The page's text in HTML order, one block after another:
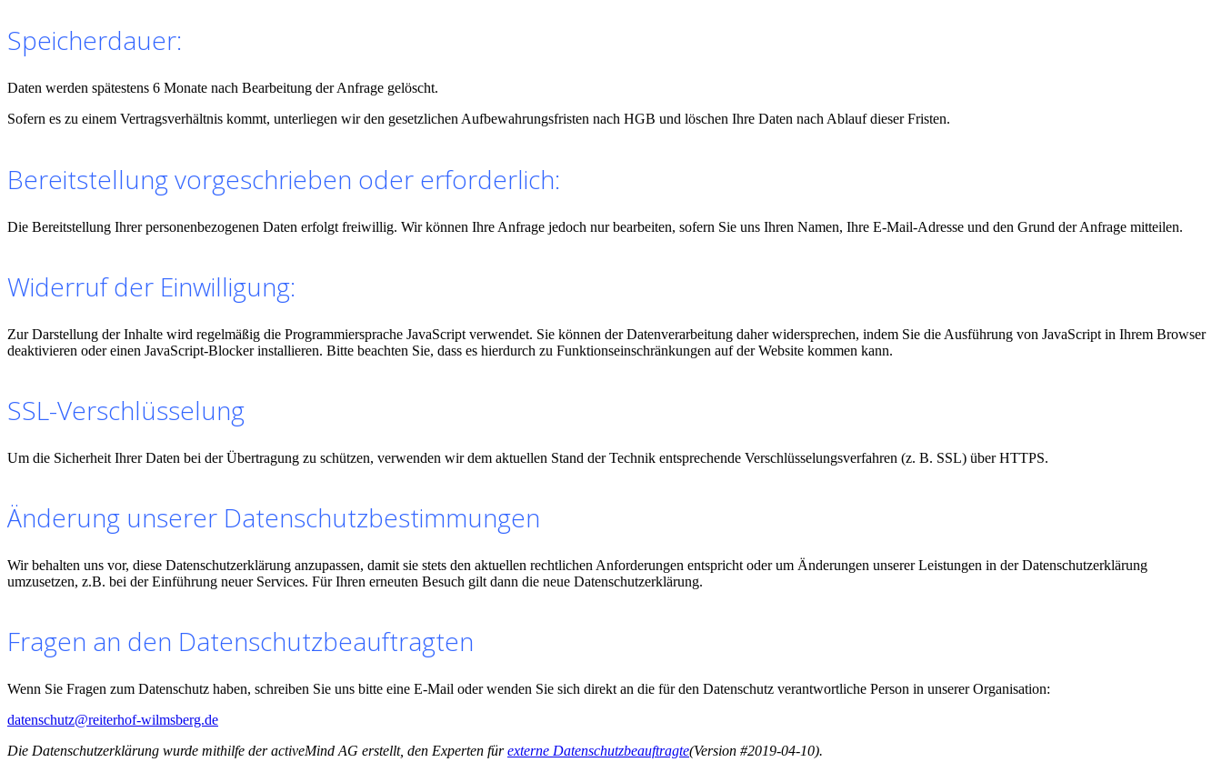
Speicherdauer:
Daten werden spätestens 6 Monate nach Bearbeitung der Anfrage gelöscht.
Sofern es zu einem Vertragsverhältnis kommt, unterliegen wir den gesetzlichen Aufbewahrungsfristen nach HGB und löschen Ihre Daten nach Ablauf dieser Fristen.
Bereitstellung vorgeschrieben oder erforderlich:
Die Bereitstellung Ihrer personenbezogenen Daten erfolgt freiwillig. Wir können Ihre Anfrage jedoch nur bearbeiten, sofern Sie uns Ihren Namen, Ihre E-Mail-Adresse und den Grund der Anfrage mitteilen.
Widerruf der Einwilligung:
Zur Darstellung der Inhalte wird regelmäßig die Programmiersprache JavaScript verwendet. Sie können der Datenverarbeitung daher widersprechen, indem Sie die Ausführung von JavaScript in Ihrem Browser
deaktivieren oder einen JavaScript-Blocker installieren. Bitte beachten Sie, dass es hierdurch zu Funktionseinschränkungen auf der Website kommen kann.
SSL-Verschlüsselung
Um die Sicherheit Ihrer Daten bei der Übertragung zu schützen, verwenden wir dem aktuellen Stand der Technik entsprechende Verschlüsselungsverfahren (z. B. SSL) über HTTPS.
Änderung unserer Datenschutzbestimmungen
Wir behalten uns vor, diese Datenschutzerklärung anzupassen, damit sie stets den aktuellen rechtlichen Anforderungen entspricht oder um Änderungen unserer Leistungen in der Datenschutzerklärung
umzusetzen, z.B. bei der Einführung neuer Services. Für Ihren erneuten Besuch gilt dann die neue Datenschutzerklärung.
Fragen an den Datenschutzbeauftragten
Wenn Sie Fragen zum Datenschutz haben, schreiben Sie uns bitte eine E-Mail oder wenden Sie sich direkt an die für den Datenschutz verantwortliche Person in unserer Organisation:
datenschutz@reiterhof-wilmsberg.de
Die Datenschutzerklärung wurde mithilfe der activeMind AG erstellt, den Experten fürexterne Datenschutzbeauftragte(Version #2019-04-10).